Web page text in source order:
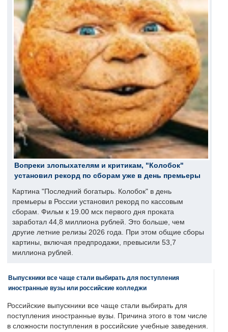
Вопреки злопыхателям и критикам, "Колобок"
установил рекорд по сборам уже в день премьеры
Картина "Последний богатырь. Колобок" в день
премьеры в России установил рекорд по кассовым
сборам. Фильм к 19.00 мск первого дня проката
заработал 44,8 миллиона рублей. Это больше, чем
другие летние релизы 2026 года. При этом общие сборы
картины, включая предпродажи, превысили 53,7
миллиона рублей.
Выпускники все чаще стали выбирать для поступления
иностранные вузы или российские колледжи
Российские выпускники все чаще стали выбирать для
поступления иностранные вузы. Причина этого в том числе
в сложности поступления в российские учебные заведения.